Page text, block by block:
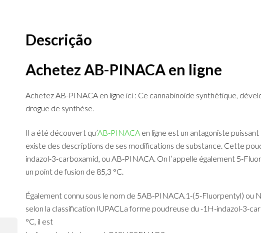
Descrição
Achetez AB-PINACA en ligne
Achetez AB-PINACA en ligne ici : Ce cannabinoïde synthétique,
drogue de synthèse.
Il a été découvert qu’AB-PINACAen ligne est un antagoniste
existe des descriptions de ses modifications de substance. Cette
indazol-3-carboxamid, ou AB-PINACA. On l’appelle également 5-
un point de fusion de 85,3 °C.
Également connu sous le nom de 5AB-PINACA.1-(5-Fluorpentyl) ou
selon la classification IUPACLa forme poudreuse du -1H-indazol-3-
°C, il est